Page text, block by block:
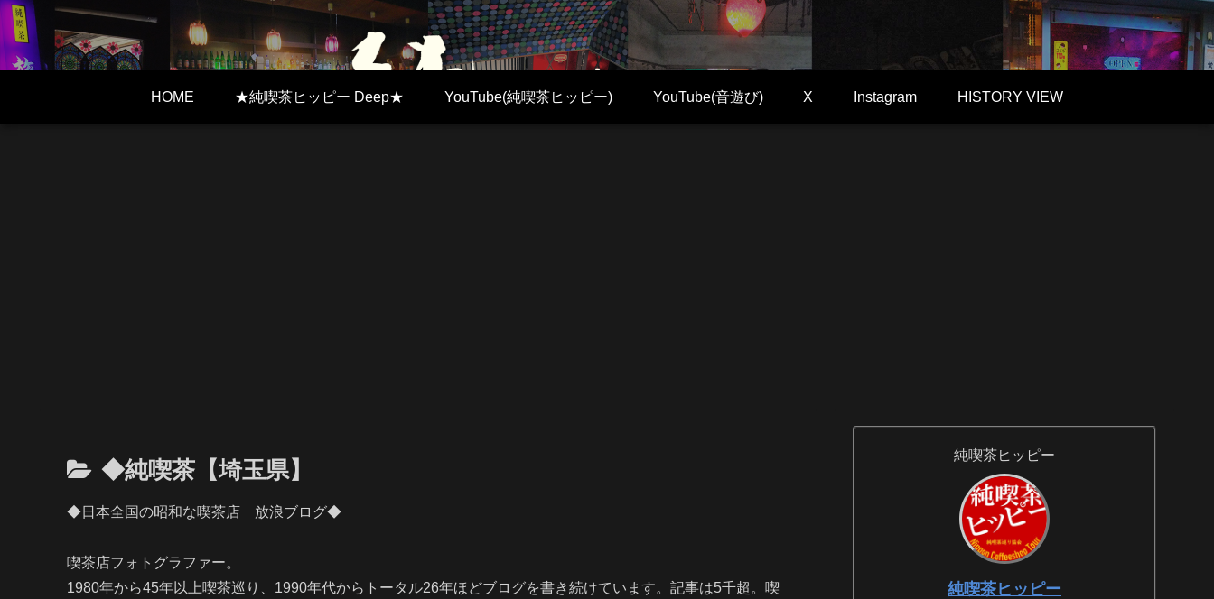
HOME ★純喫茶ヒッピー Deep★ YouTube(純喫茶ヒッピー) YouTube(音遊び) X Instagram HISTORY VIEW
◆純喫茶【埼玉県】
◆日本全国の昭和な喫茶店 放浪ブログ◆
喫茶店フォトグラファー。
1980年から45年以上喫茶巡り、1990年代からトータル26年ほどブログを書き続けています。記事は5千超。喫
純喫茶ヒッピー
純喫茶ヒッピー